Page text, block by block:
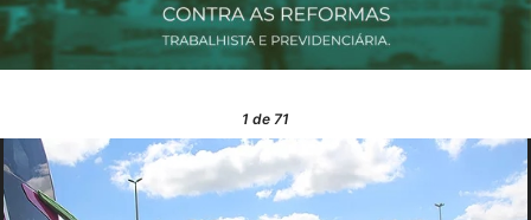
1 de 71